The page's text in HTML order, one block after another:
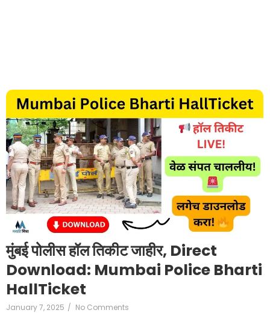
मुंबई पोलीस हॉल तिकीट जाहीर, Direct
Download: Mumbai Police Bharti
HallTicket
January 7, 2025 / No Comments